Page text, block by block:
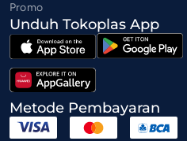
Promo
Unduh Tokoplas App
Metode Pembayaran